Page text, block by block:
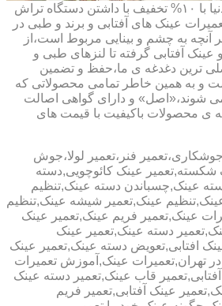
طبی با عدسی های روز دنیا با ۱۰% تخفیف با داشتن دستگاه تراش
عینک های آفتابی و برند و طبی در
آنچه به چشم و بینایی مربوط است،از
آفتابی گرفته تا لنزهای طبی و
ترین دغدغه ی ما،حفظ و تضمین
به همین خاطر تمامی محصولاتی که
شوند،«اصل» و دارای گواهی اصالت
ی محصولات باکیفیت با قیمت های
فنر،تعمیر لولا،جوش
شکسته,تعمیر عینک کائوچویی,دسته
عینک,چسباندن دسته عینک,تنظیم
عینک,تعمیر شیشه عینک,تنظیم
عینک,تعمیر فریم عینک,تعمیر عینک
دسته عینک,تعمیر عینک
افتابی,تعویض دسته عینک,تعمیر عینک
تهران,تعمیرات عینک,آموزش تعمیرات
قاب عینک,تعمیر دسته عینک
عینک آفتابی,تعمیر فریم